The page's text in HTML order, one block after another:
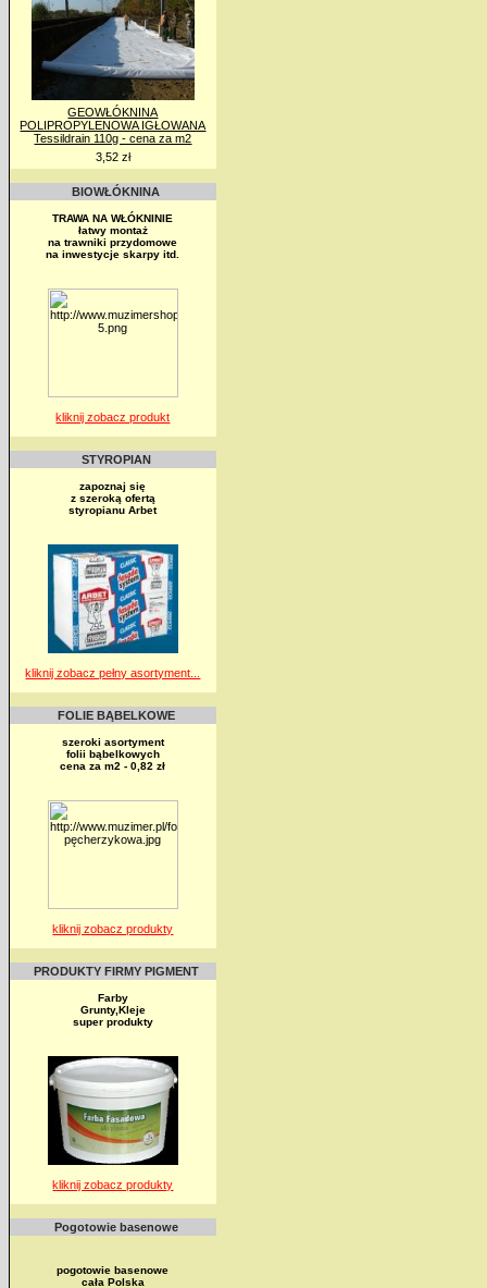
GEOWŁÓKNINA
POLIPROPYLENOWA IGŁOWANA
Tessildrain 110g - cena za m2
3,52 zł
BIOWŁÓKNINA
TRAWA NA WŁÓKNINIE
łatwy montaż
na trawniki przydomowe
na inwestycje skarpy itd.
kliknij zobacz produkt
STYROPIAN
zapoznaj się
z szeroką ofertą
styropianu Arbet
kliknij zobacz pełny asortyment...
FOLIE BĄBELKOWE
szeroki asortyment
folii bąbelkowych
cena za m2 - 0,82 zł
kliknij zobacz produkty
PRODUKTY FIRMY PIGMENT
Farby
Grunty,Kleje
super produkty
kliknij zobacz produkty
Pogotowie basenowe
pogotowie basenowe
cała Polska